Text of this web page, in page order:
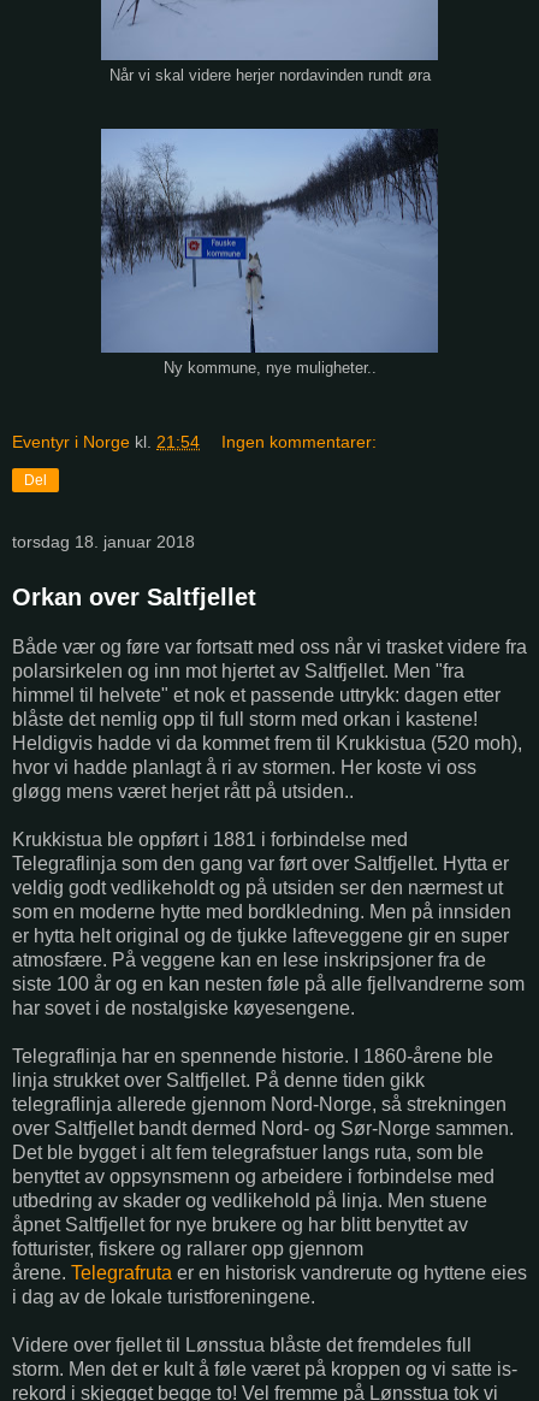
Når vi skal videre herjer nordavinden rundt øra
Ny kommune, nye muligheter..
Eventyr i Norge kl. 21:54 Ingen kommentarer:
Del
torsdag 18. januar 2018
Orkan over Saltfjellet
Både vær og føre var fortsatt med oss når vi trasket videre fra
polarsirkelen og inn mot hjertet av Saltfjellet. Men "fra
himmel til helvete" et nok et passende uttrykk: dagen etter
blåste det nemlig opp til full storm med orkan i kastene!
Heldigvis hadde vi da kommet frem til Krukkistua (520 moh),
hvor vi hadde planlagt å ri av stormen. Her koste vi oss
gløgg mens været herjet rått på utsiden..
Krukkistua ble oppført i 1881 i forbindelse med
Telegraflinja som den gang var ført over Saltfjellet. Hytta er
veldig godt vedlikeholdt og på utsiden ser den nærmest ut
som en moderne hytte med bordkledning. Men på innsiden
er hytta helt original og de tjukke lafteveggene gir en super
atmosfære. På veggene kan en lese inskripsjoner fra de
siste 100 år og en kan nesten føle på alle fjellvandrerne som
har sovet i de nostalgiske køyesengene.
Telegraflinja har en spennende historie. I 1860-årene ble
linja strukket over Saltfjellet. På denne tiden gikk
telegraflinja allerede gjennom Nord-Norge, så strekningen
over Saltfjellet bandt dermed Nord- og Sør-Norge sammen.
Det ble bygget i alt fem telegrafstuer langs ruta, som ble
benyttet av oppsynsmenn og arbeidere i forbindelse med
utbedring av skader og vedlikehold på linja. Men stuene
åpnet Saltfjellet for nye brukere og har blitt benyttet av
fotturister, fiskere og rallarer opp gjennom
årene. Telegrafruta er en historisk vandrerute og hyttene eies
i dag av de lokale turistforeningene.
Videre over fjellet til Lønsstua blåste det fremdeles full
storm. Men det er kult å føle været på kroppen og vi satte is-
rekord i skjegget begge to! Vel fremme på Lønsstua tok vi